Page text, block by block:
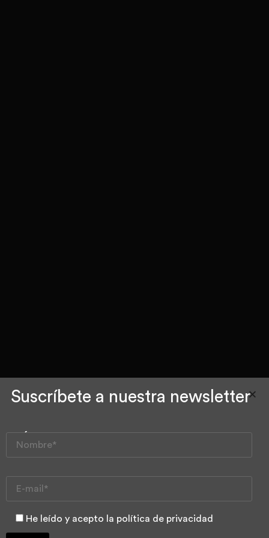
¿Por qué no
me atiende
siempre el
mismo dentista
en Vélez y
Suscríbete a nuestra newsletter
He leído y acepto la política de privacidad